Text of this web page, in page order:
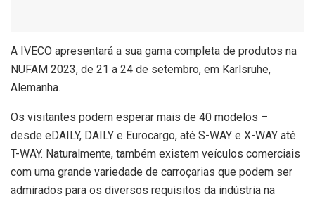
A IVECO apresentará a sua gama completa de produtos na
NUFAM 2023, de 21 a 24 de setembro, em Karlsruhe,
Alemanha.
Os visitantes podem esperar mais de 40 modelos –
desde eDAILY, DAILY e Eurocargo, até S-WAY e X-WAY até
T-WAY. Naturalmente, também existem veículos comerciais
com uma grande variedade de carroçarias que podem ser
admirados para os diversos requisitos da indústria na